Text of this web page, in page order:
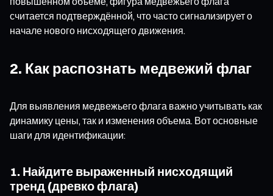
считается подтверждённой, что часто сигнализирует о
начале нового нисходящего движения.
2. Как распознать медвежий флаг
Для выявления медвежьего флага важно учитывать как
динамику цены, так и изменения объема. Вот основные
шаги для идентификации:
1. Найдите выраженный нисходящий
тренд (древко флага)